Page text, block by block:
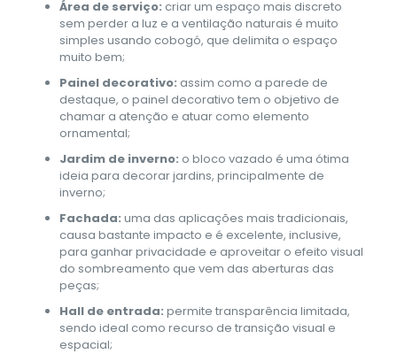
Área de serviço: criar um espaço mais discreto
sem perder a luz e a ventilação naturais é muito
simples usando cobogó, que delimita o espaço
muito bem;
Painel decorativo: assim como a parede de
destaque, o painel decorativo tem o objetivo de
chamar a atenção e atuar como elemento
ornamental;
Jardim de inverno: o bloco vazado é uma ótima
ideia para decorar jardins, principalmente de
inverno;
Fachada: uma das aplicações mais tradicionais,
causa bastante impacto e é excelente, inclusive,
para ganhar privacidade e aproveitar o efeito visual
do sombreamento que vem das aberturas das
peças;
Hall de entrada: permite transparência limitada,
sendo ideal como recurso de transição visual e
espacial;